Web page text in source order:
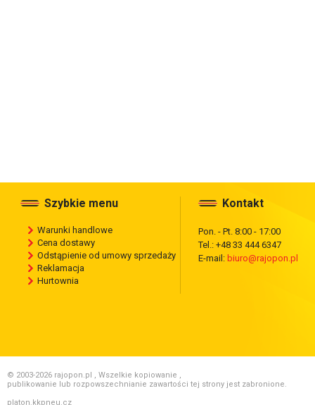
Szybkie menu
Warunki handlowe
Cena dostawy
Odstąpienie od umowy sprzedaży
Reklamacja
Hurtownia
Kontakt
Pon. - Pt. 8:00 - 17:00
Tel.: +48 33 444 6347
E-mail: biuro@rajopon.pl
© 2003-2026 rajopon.pl , Wszelkie kopiowanie ,
publikowanie lub rozpowszechnianie zawartości tej strony jest zabronione.
platon.kkpneu.cz